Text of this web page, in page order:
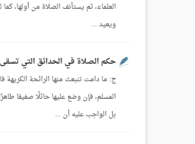
العلماء، ثم يستأنف الصلاة من أولها،
ويعيد ...
حكم الصلاة في الحدائق التي تسقى
ج: ما دامت تنبعث منها الرائحة
المسلم، فإن وضع عليها حائلًا صفيقا
بل الواجب عليه أن ...